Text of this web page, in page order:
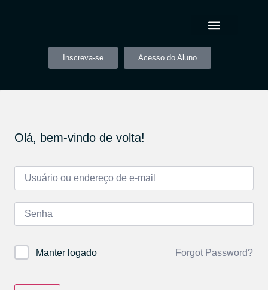
Inscreva-se Acesso do Aluno
Olá, bem-vindo de volta!
Manter logado Forgot Password?